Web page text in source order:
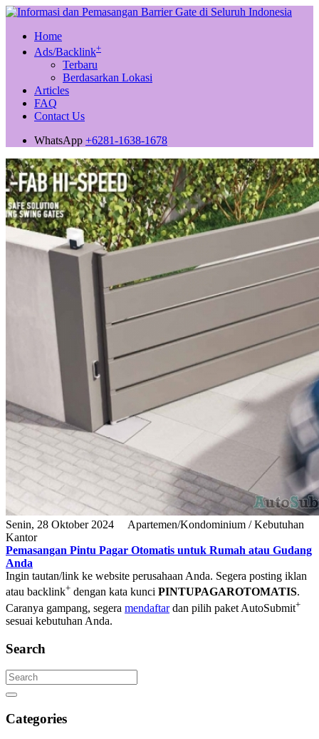
Home
Ads/Backlink+
Terbaru
Berdasarkan Lokasi
Articles
FAQ
Contact Us
WhatsApp +6281-1638-1678
Senin, 28 Oktober 2024 Apartemen/Kondominium / Kebutuhan
Kantor
Pemasangan Pintu Pagar Otomatis untuk Rumah atau Gudang
Anda
Ingin tautan/link ke website perusahaan Anda. Segera posting iklan
atau backlink+ dengan kata kunci PINTUPAGAROTOMATIS.
Caranya gampang, segera mendaftardan pilih paket AutoSubmit+
sesuai kebutuhan Anda.
Search
Categories